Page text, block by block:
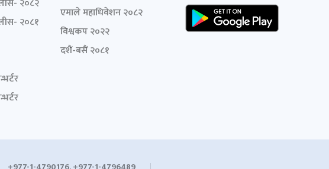
२०८१
एमाले महाधिवेशन २०८२
विश्वकप २०२२
दशैं-बसैं २०८१